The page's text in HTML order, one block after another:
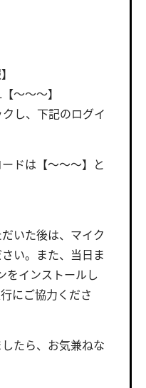
〜〜〜】
し、下記のログイ
ドは【〜〜〜】と
いた後は、マイク
い。また、当日ま
をインストールし
にご協力くださ
たら、お気兼ねな